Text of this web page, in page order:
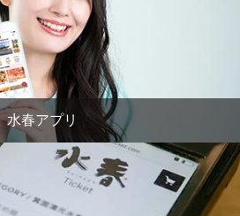
水春アプリ